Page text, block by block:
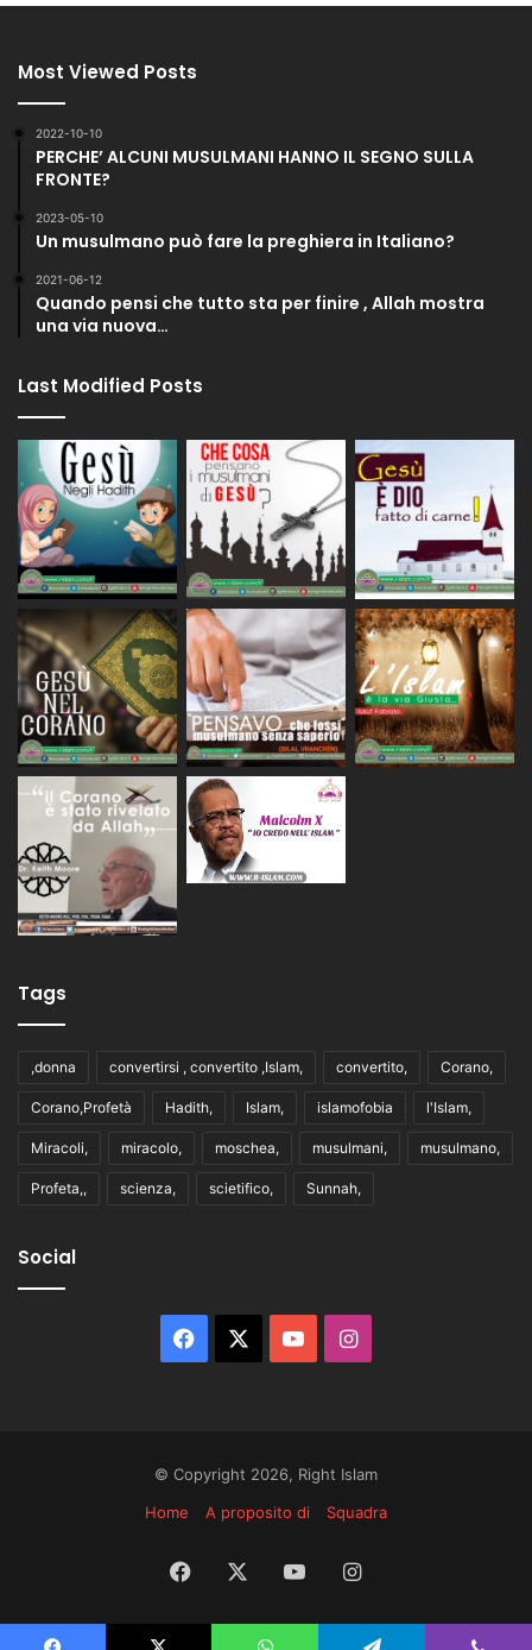
Most Viewed Posts
2022-10-10
PERCHE’ ALCUNI MUSULMANI HANNO IL SEGNO SULLA
FRONTE?
2023-05-10
Un musulmano può fare la preghiera in Italiano?
2021-06-12
Quando pensi che tutto sta per finire , Allah mostra
una via nuova…
Last Modified Posts
Tags
,donna convertirsi , convertito ,Islam, convertito, Corano,
Corano,Profetà Hadith, Islam, islamofobia l'Islam,
Miracoli, miracolo, moschea, musulmani, musulmano,
Profeta,, scienza, scietifico, Sunnah,
Social
Facebook
You Instagram
© Copyright 2026, Right Islam
Home
A proposito di Squadra
Facebook
Tube
Instagram